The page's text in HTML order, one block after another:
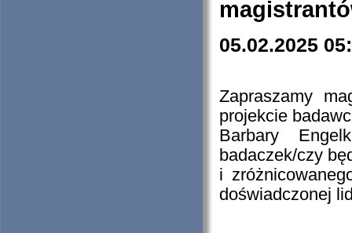
05.02.2025
Zapraszamy
projekcie
Barbary
badaczek/czy
i
doświadczonej